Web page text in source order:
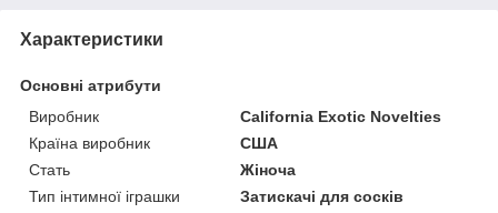
Характеристики
Основні атрибути
Виробник
California Exotic Novelties
Країна виробник
США
Стать
Жіноча
Тип інтимної іграшки
Затискачі для сосків